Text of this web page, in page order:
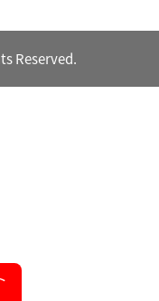
Reserved.